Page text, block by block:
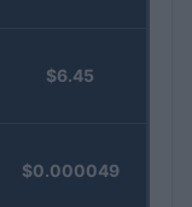
$6.45
$0.000049